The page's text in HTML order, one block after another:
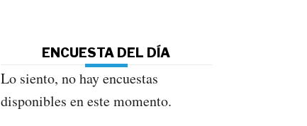
ENCUESTA DEL DÍA
Lo siento, no hay encuestas
disponibles en este momento.